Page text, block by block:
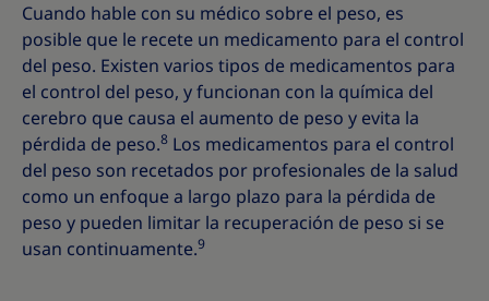
Cuando hable con su médico sobre el peso, es
posible que le recete un medicamento para el control
del peso. Existen varios tipos de medicamentos para
el control del peso, y funcionan con la química del
cerebro que causa el aumento de peso y evita la
pérdida de peso.8 Los medicamentos para el control
del peso son recetados por profesionales de la salud
como un enfoque a largo plazo para la pérdida de
peso y pueden limitar la recuperación de peso si se
usan continuamente.9